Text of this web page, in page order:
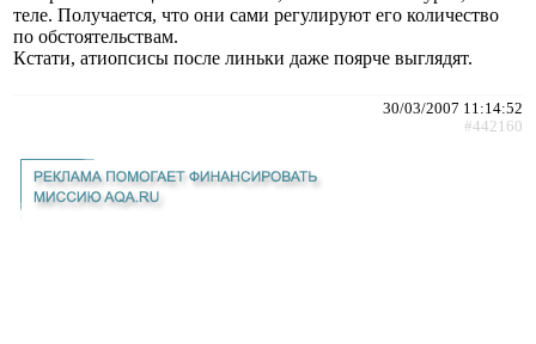
теле. Получается, что они сами регулируют его количество
по обстоятельствам.
Кстати, атиопсисы после линьки даже поярче выглядят.
30/03/2007 11:14:52
#442160